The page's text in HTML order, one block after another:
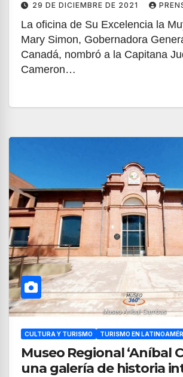
29 DE DICIEMBRE DE 2021
La oficina de Su Excelencia la
Mary Simon, Gobernadora
Canadá, nombró a la Capitana
Cameron…
CULTURA Y TURISMO TURISMO EN
Museo Regional ‘Aníbal
una galería de historia